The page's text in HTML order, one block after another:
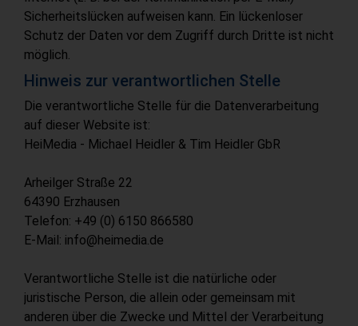
Sicherheitslücken aufweisen kann. Ein lückenloser
Schutz der Daten vor dem Zugriff durch Dritte ist nicht
möglich.
Hinweis zur verantwortlichen Stelle
Die verantwortliche Stelle für die Datenverarbeitung
auf dieser Website ist:
HeiMedia - Michael Heidler & Tim Heidler GbR
Arheilger Straße 22
64390 Erzhausen
Telefon: +49 (0) 6150 866580
E-Mail: info@heimedia.de
Verantwortliche Stelle ist die natürliche oder
juristische Person, die allein oder gemeinsam mit
anderen über die Zwecke und Mittel der Verarbeitung